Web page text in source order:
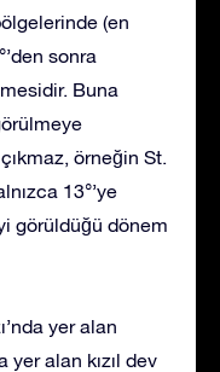
(en
sonra
Buna
örneğin St.
13°’ye
görüldüğü dönem
yer alan
yer alan kızıl dev